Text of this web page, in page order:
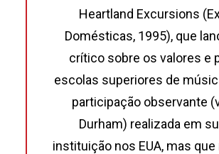
Heartland Excursions
Domésticas, 1995), que
crítico sobre os valores e
escolas superiores de
participação observante
Durham) realizada em
instituição nos EUA, mas